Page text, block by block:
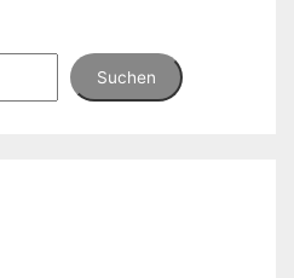
Suchen